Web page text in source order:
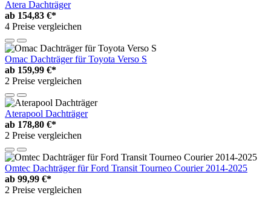
Atera Dachträger
ab 154,83 €*
4 Preise vergleichen
Omac Dachträger für Toyota Verso S
ab 159,99 €*
2 Preise vergleichen
Aterapool Dachträger
ab 178,80 €*
2 Preise vergleichen
Omtec Dachträger für Ford Transit Tourneo Courier 2014-2025
ab 99,99 €*
2 Preise vergleichen